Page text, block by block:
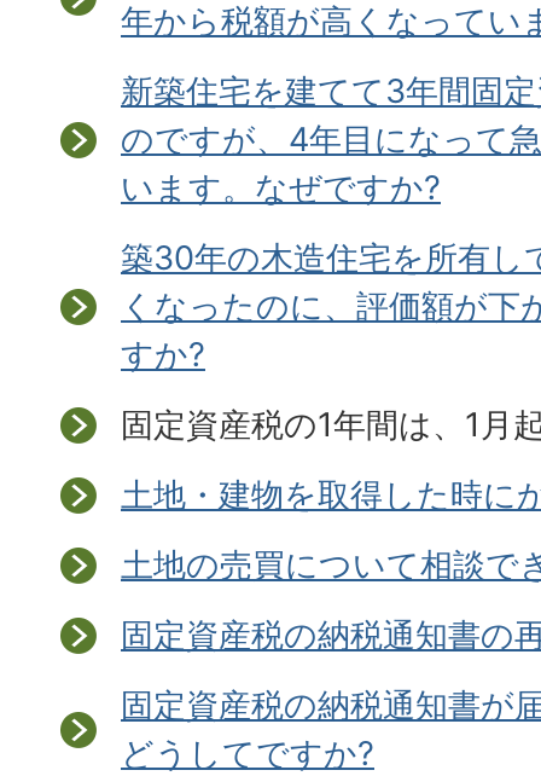
年から税額が高くなってい
新築住宅を建てて3年間固
のですが、4年目になって
います。なぜですか?
築30年の木造住宅を所有し
くなったのに、評価額が下
すか?
固定資産税の1年間は、1月
土地・建物を取得した時に
土地の売買について相談で
固定資産税の納税通知書の
固定資産税の納税通知書が
どうしてですか?